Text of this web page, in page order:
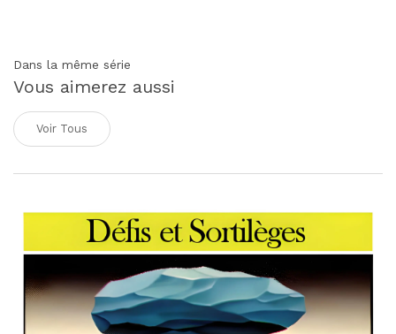
Dans la même série
Vous aimerez aussi
Voir Tous